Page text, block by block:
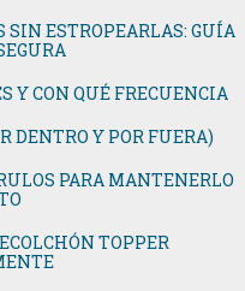
SIN ESTROPEARLAS: GUÍA
Y CON QUÉ FRECUENCIA
DENTRO Y POR FUERA)
PARA MANTENERLO
TOPPER